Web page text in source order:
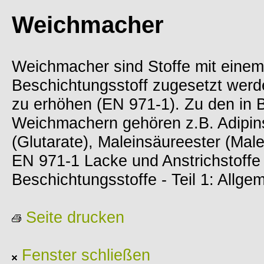
Weichmacher
Weichmacher sind Stoffe mit
Beschichtungsstoff zugesetzt
zu erhöhen (EN 971-1). Zu den in
Weichmachern gehören z.B.
(Glutarate), Maleinsäureester
EN 971-1 Lacke und
Beschichtungsstoffe - Teil 1:
Seite drucken
Fenster schließen